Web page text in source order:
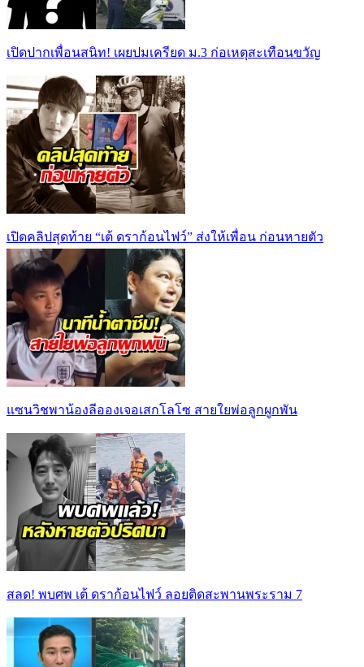
เปิดปากเพื่อนสนิท! เผยปมเครียด ม.3 ก่อเหตุสะเทือนขวัญ
เปิดคลิปสุดท้าย “เต้ ดราก้อนไฟว์” ส่งให้เพื่อน ก่อนหายตัว
แซนวิชพาน้องลีอองเจอเสกโลโซ สายใยพ่อลูกผูกพัน
สลด! พบศพ เต้ ดราก้อนไฟว์ ลอยติดสะพานพระราม 7